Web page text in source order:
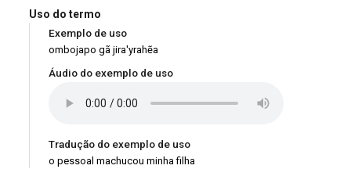
Uso do termo
Exemplo de uso
ombojapo gã jira'yrahẽa
Áudio do exemplo de uso
Tradução do exemplo de uso
o pessoal machucou minha filha